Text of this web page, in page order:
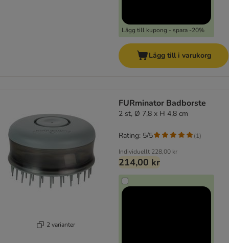
Lägg till kupong - spara -20%
Lägg till i varukorg
2 varianter
FURminator Badborste
2 st, Ø 7,8 x H 4,8 cm
Individuellt 228,00 kr
214,00 kr
Rating: 5/5 (1)